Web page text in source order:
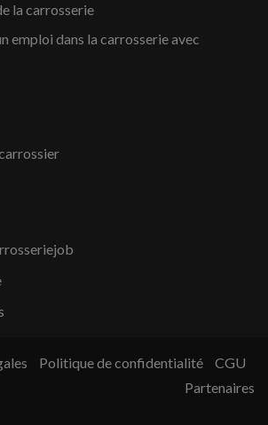
la carrosserie
emploi dans la carrosserie avec
Politique de confidentialité
CGU
Partenaires